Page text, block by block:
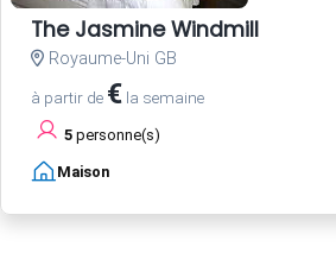
The Jasmine Windmill
Royaume-Uni GB
à partir de € la semaine
5 personne(s)
Maison